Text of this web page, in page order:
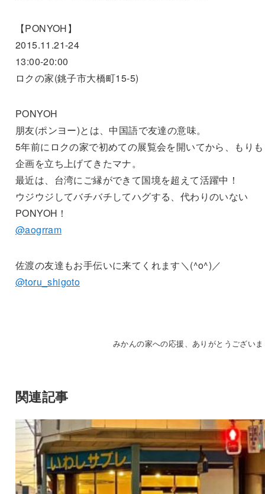
【PONYOH】
2015.11.21-24
13:00-20:00
ロクの家(銚子市大橋町15-5)
PONYOH
朋友(ポンヨー)とは、中国語で友達の意味。
5年前にロクの家で初めての展覧会を開いてから、もり
企画を立ち上げてきたマナ。
最近は、台湾にご縁ができて国境を超えて活躍中！
ウジウジしてバチバチしてハグする、代わりのいない
PONYOH！
@aogrram
佐渡の友達もお手伝いに来てくれます＼(^o^)／
@toru_shigoto
みかんの家への応援、ありがとうござい
関連記事